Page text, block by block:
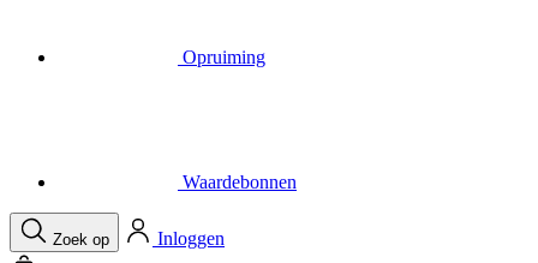
Opruiming
Waardebonnen
Zoek op
Inloggen